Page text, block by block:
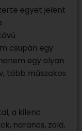
egyet jelent
csupán egy
egy olyan
több műszakos
a kilenc
narancs, zöld,